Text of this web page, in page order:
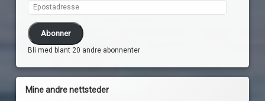
Epostadresse
Abonner
Bli med blant 20 andre abonnenter
Mine andre nettsteder